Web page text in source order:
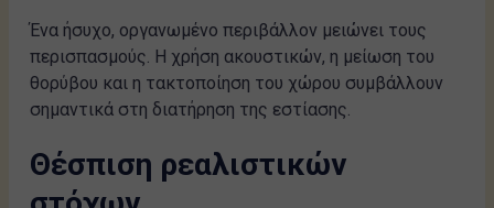
Ένα ήσυχο, οργανωμένο περιβάλλον μειώνει τους
περισπασμούς. Η χρήση ακουστικών, η μείωση του
θορύβου και η τακτοποίηση του χώρου συμβάλλουν
σημαντικά στη διατήρηση της εστίασης.
Θέσπιση ρεαλιστικών